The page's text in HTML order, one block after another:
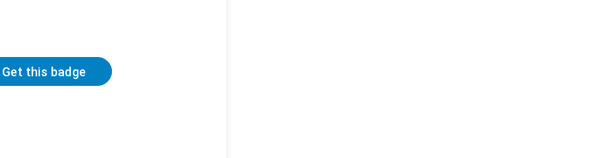
Get this badge